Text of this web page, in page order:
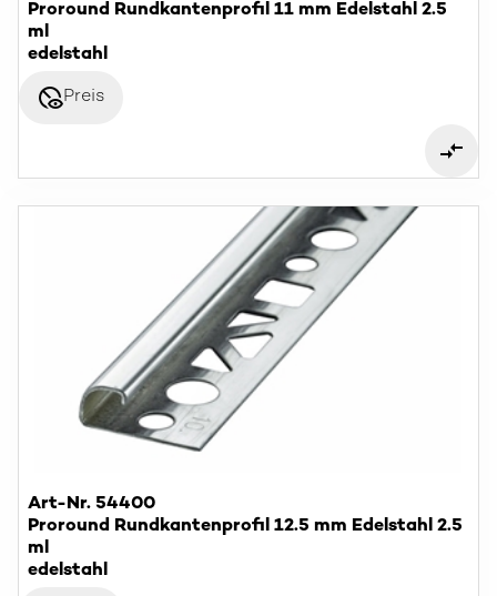
Proround Rundkantenprofil 11 mm Edelstahl 2.5
ml
edelstahl
disabled_visiblePreis
Art-Nr. 54400
Proround Rundkantenprofil 12.5 mm Edelstahl 2.5
ml
edelstahl